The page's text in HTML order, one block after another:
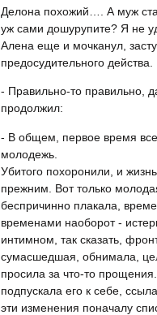
Делона похожий…. А муж
уж сами дошурупите? Я не
Алена еще и мочканул,
предосудительного
- Правильно-то правильно,
продолжил:
- В общем, первое время все
молодежь.
Убитого похоронили, и
прежним. Вот только
беспричинно плакала,
временами наоборот -
интимном, так сказать,
сумасшедшая, обнимала,
просила за что-то
подпускала его к себе,
эти изменения поначалу